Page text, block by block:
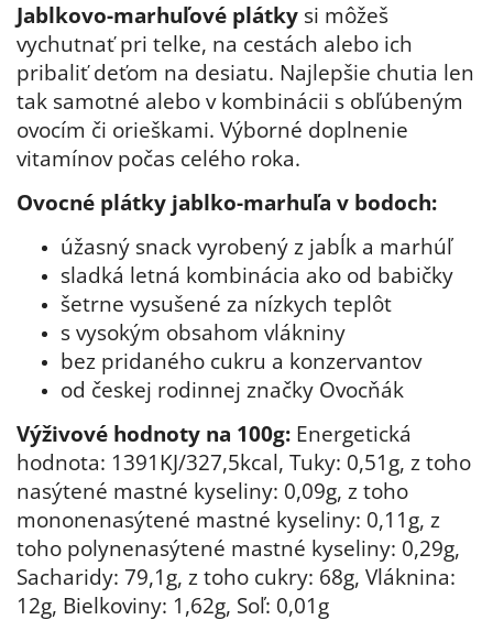
Jablkovo-marhuľové plátky si môžeš
vychutnať pri telke, na cestách alebo ich
pribaliť deťom na desiatu. Najlepšie chutia len
tak samotné alebo v kombinácii s obľúbeným
ovocím či orieškami. Výborné doplnenie
vitamínov počas celého roka.
Ovocné plátky jablko-marhuľa v bodoch:
úžasný snack vyrobený z jabĺk a marhúľ
sladká letná kombinácia ako od babičky
šetrne vysušené za nízkych teplôt
s vysokým obsahom vlákniny
bez pridaného cukru a konzervantov
od českej rodinnej značky Ovocňák
Výživové hodnoty na 100g: Energetická
hodnota: 1391KJ/327,5kcal, Tuky: 0,51g, z toho
nasýtené mastné kyseliny: 0,09g, z toho
mononenasýtené mastné kyseliny: 0,11g, z
toho polynenasýtené mastné kyseliny: 0,29g,
Sacharidy: 79,1g, z toho cukry: 68g, Vláknina:
12g, Bielkoviny: 1,62g, Soľ: 0,01g